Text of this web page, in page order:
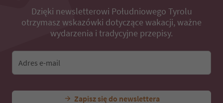
Dzięki newsletterowi Południowego Tyrolu
otrzymasz wskazówki dotyczące wakacji, ważne
wydarzenia i tradycyjne przepisy.
Adres e-mail
Zapisz się do newslettera